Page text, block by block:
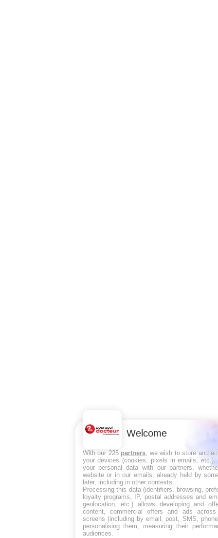
Welcome
With our 225 partners , we wish to store and
your devices (cookies, pixels in emails, etc.),
your personal data with our partners,
website or in our emails, already held by
later, including in other contexts.
Processing this data (identifiers, browsing,
loyalty programs, IP, postal addresses and
geolocation, etc.) allows developing and
content, commercial offers and ads
screens (including by email, post, SMS,
personalising them, measuring their
audiences.